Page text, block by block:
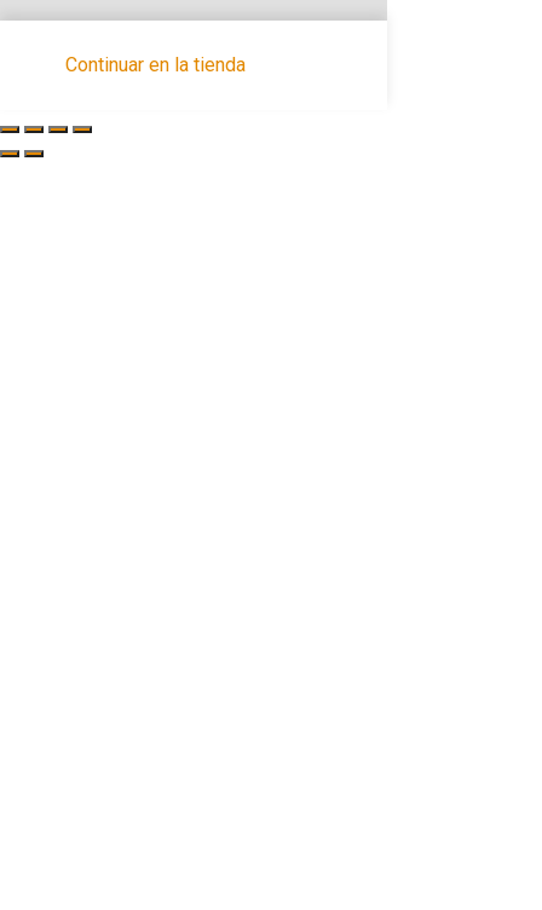
Continuar en la tienda